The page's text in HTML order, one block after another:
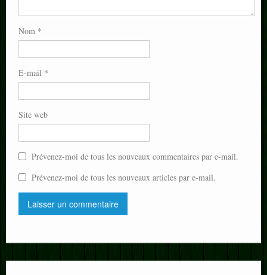
Nom *
E-mail *
Site web
Prévenez-moi de tous les nouveaux commentaires par e-mail.
Prévenez-moi de tous les nouveaux articles par e-mail.